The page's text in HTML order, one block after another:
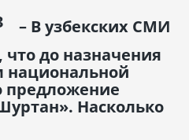
– В узбекских СМИ
до назначения
национальной
предложение
Насколько